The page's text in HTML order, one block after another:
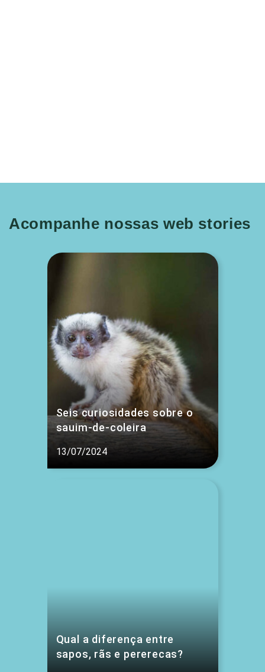
Acompanhe nossas web stories
Seis curiosidades sobre o
sauim-de-coleira
13/07/2024
Qual a diferença entre
sapos, rãs e pererecas?